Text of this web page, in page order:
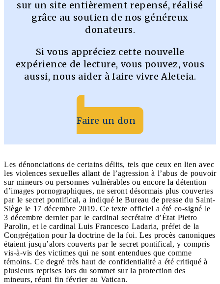
sur un site entièrement repensé, réalisé
grâce au soutien de nos généreux
donateurs.
Si vous appréciez cette nouvelle
expérience de lecture, vous pouvez, vous
aussi, nous aider à faire vivre Aleteia.
Faire un don
Les dénonciations de certains délits, tels que ceux en lien avec
les violences sexuelles allant de l’agression à l’abus de pouvoir
sur mineurs ou personnes vulnérables ou encore la détention
d’images pornographiques, ne seront désormais plus couvertes
par le secret pontifical, a indiqué le Bureau de presse du Saint-
Siège le 17 décembre 2019. Ce texte officiel a été co-signé le
3 décembre dernier par le cardinal secrétaire d’État Pietro
Parolin, et le cardinal Luis Francesco Ladaria, préfet de la
Congrégation pour la doctrine de la foi. Les procès canoniques
étaient jusqu’alors couverts par le secret pontifical, y compris
vis-à-vis des victimes qui ne sont entendues que comme
témoins. Ce degré très haut de confidentialité a été critiqué à
plusieurs reprises lors du sommet sur la protection des
mineurs, réuni fin février au Vatican.